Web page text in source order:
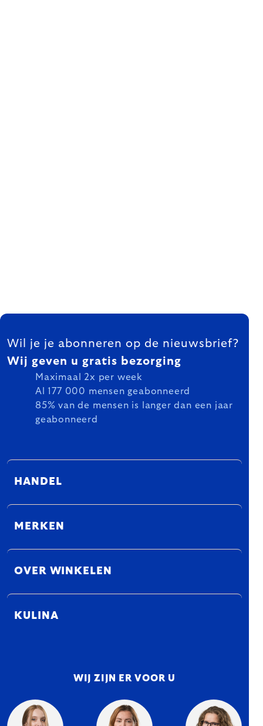
FOOTER
Wil je je abonneren op de nieuwsbrief?
Wij geven u gratis bezorging
Maximaal 2x per week
Al 177 000 mensen geabonneerd
85% van de mensen is langer dan een jaar
geabonneerd
HANDEL
MERKEN
OVER WINKELEN
KULINA
WIJ ZIJN ER VOOR U